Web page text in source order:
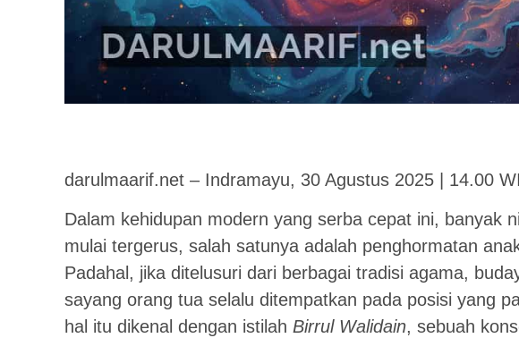
darulmaarif.net – Indramayu, 30 Agustus 2025 | 14.00
Dalam kehidupan modern yang serba cepat ini, banyak
mulai tergerus, salah satunya adalah penghormatan
Padahal, jika ditelusuri dari berbagai tradisi agama,
sayang orang tua selalu ditempatkan pada posisi yang
hal itu dikenal dengan istilah Birrul Walidain, sebuah